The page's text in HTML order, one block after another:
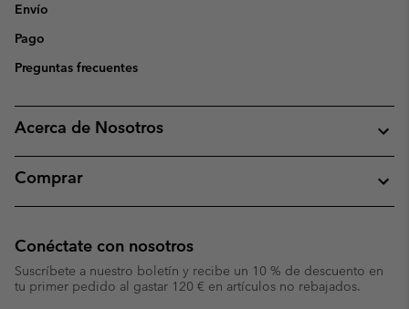
Envío
Pago
Preguntas frecuentes
Acerca de Nosotros
Comprar
Conéctate con nosotros
Suscríbete a nuestro boletín y recibe un 10 % de descuento en
tu primer pedido al gastar 120 € en artículos no rebajados.